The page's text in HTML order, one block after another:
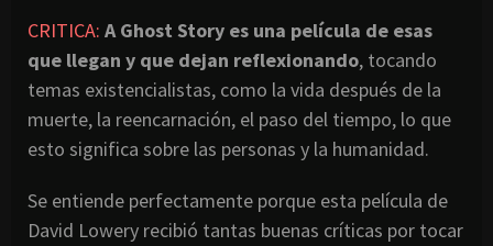
CRITICA: A Ghost Story es una película de esas
que llegan y que dejan reflexionando, tocando
temas existencialistas, como la vida después de la
muerte, la reencarnación, el paso del tiempo, lo que
esto significa sobre las personas y la humanidad.
Se entiende perfectamente porque esta película de
David Lowery recibió tantas buenas críticas por tocar